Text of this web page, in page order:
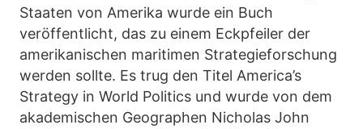
Staaten von Amerika wurde ein Buch
veröffentlicht, das zu einem Eckpfeiler der
amerikanischen maritimen Strategieforschung
werden sollte. Es trug den Titel America’s
Strategy in World Politics und wurde von dem
akademischen Geographen Nicholas John